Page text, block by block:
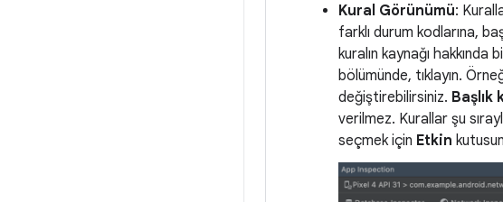
Kural Görünümü:
farklı durum kodlarına,
kuralın kaynağı hakkında
bölümünde, tıklayın.
değiştirebilirsiniz. Başlık
verilmez. Kurallar şu
seçmek için Etkin